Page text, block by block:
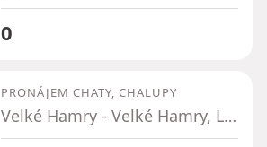
0
PRONÁJEM CHATY, CHALUPY
Velké Hamry - Velké Hamry, Liberecký kraj